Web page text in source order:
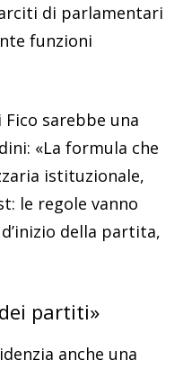
di parlamentari
funzioni
Fico sarebbe una
«La formula che
istituzionale,
le regole vanno
della partita,
partiti»
anche una